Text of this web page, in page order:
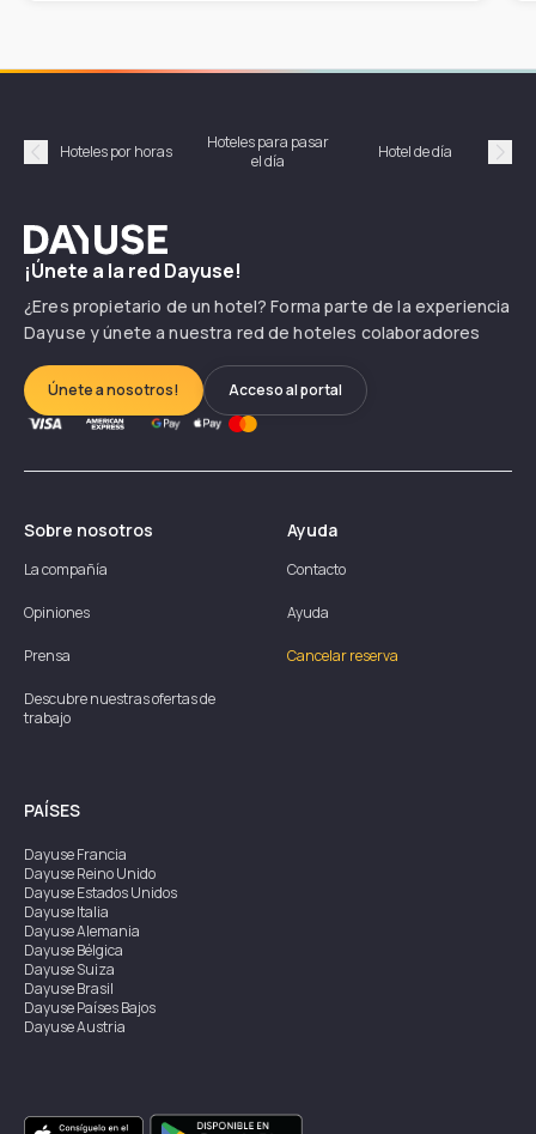
Précédent
Hoteles por horas
Hoteles para pasar
el día
Hotel de día
Dayuse
¡Únete a la red Dayuse!
¿Eres propietario de un hotel? Forma parte de la experiencia
Dayuse y únete a nuestra red de hoteles colaboradores
Únete a nosotros! Acceso al portal
Sobre nosotros
La compañía
Opiniones
Prensa
Descubre nuestras ofertas de
trabajo
Ayuda
Contacto
Ayuda
Cancelar reserva
PAÍSES
DayuseFrancia
DayuseReino Unido
DayuseEstados Unidos
DayuseItalia
DayuseAlemania
DayuseBélgica
DayuseSuiza
DayuseBrasil
DayusePaíses Bajos
DayuseAustria
DayuseSingapur